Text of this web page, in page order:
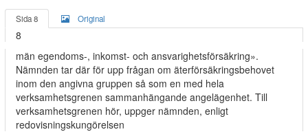
Sida 8 Original
8
män egendoms-, inkomst- och ansvarighetsförsäkring».
Nämnden tar där­ för upp frågan om äterförsäkringsbehovet
inom den angivna gruppen så­ som en med hela
verksamhetsgrenen sammanhängande angelägenhet. Till
verksamhetsgrenen hör, uppger nämnden, enligt
redovisningskungörelsen